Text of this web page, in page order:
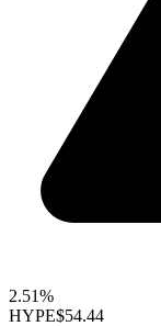
2.51%
HYPE$54.44